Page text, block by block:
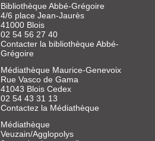
Bibliothèque Abbé-Grégoire
4/6 place Jean-Jaurès
41000 Blois
02 54 56 27 40
Contacter la bibliothèque Abbé-
Grégoire
Médiathèque Maurice-Genevoix
Rue Vasco de Gama
41043 Blois Cedex
02 54 43 31 13
Contactez la Médiathèque
Médiathèque
Veuzain/Agglopolys